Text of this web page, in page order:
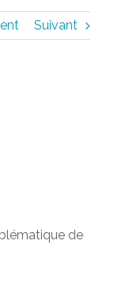
Suivant
de